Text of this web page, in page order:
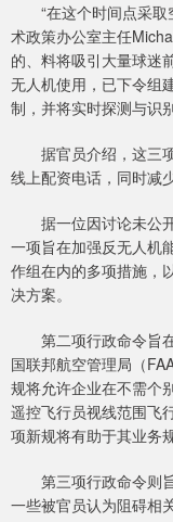
“在这个时间点采取
术政策办公室主任
的、料将吸引大量球迷
无人机使用，已下令组
制，并将实时探测与识
据官员介绍，这三项
线上配资电话，同时减
据一位因讨论未公开
一项旨在加强反无人机
作组在内的多项措施，
决方案。
第二项行政命令旨在
国联邦航空管理局（
规将允许企业在不需个
遥控飞行员视线范围飞
项新规将有助于其业务
第三项行政命令则旨
一些被官员认为阻碍相